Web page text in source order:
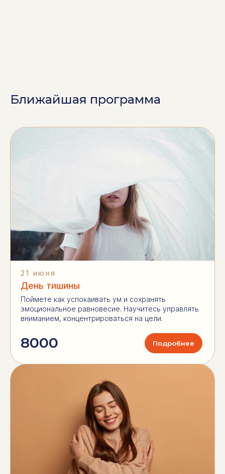
Ближайшая программа
21 июня
День тишины
Поймете как успокаивать ум и сохранять
эмоциональное равновесие. Научитесь управлять
вниманием, концентрироваться на цели.
Подробнее
8000